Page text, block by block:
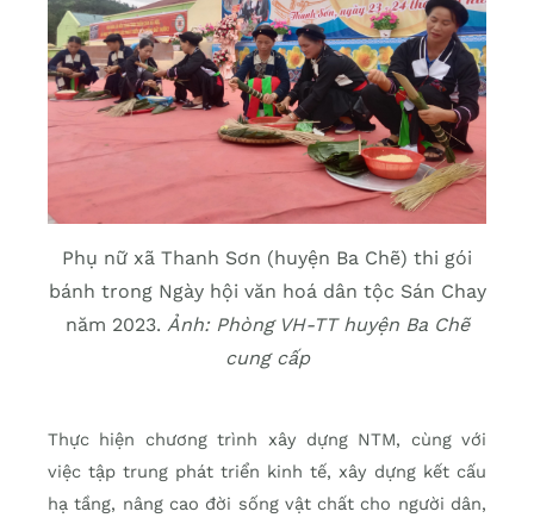
Phụ nữ xã Thanh Sơn (huyện Ba Chẽ) thi gói
bánh trong Ngày hội văn hoá dân tộc Sán Chay
năm 2023. Ảnh: Phòng VH-TT huyện Ba Chẽ
cung cấp
Thực hiện chương trình xây dựng NTM, cùng với
việc tập trung phát triển kinh tế, xây dựng kết cấu
hạ tầng, nâng cao đời sống vật chất cho người dân,